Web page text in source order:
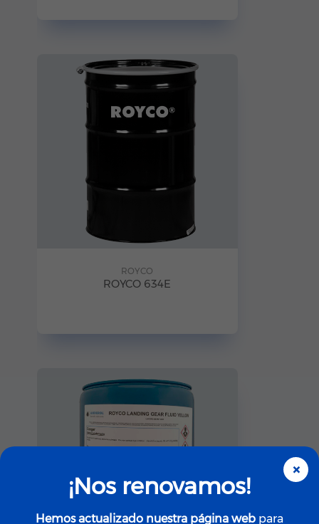
ROYCO
ROYCO 634E
×
¡Nos renovamos!
Hemos actualizado nuestra página web para